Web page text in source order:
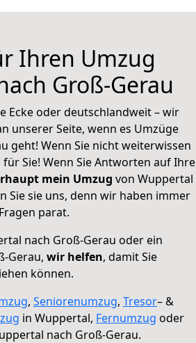
Ihren Umzug
Groß-Gerau
Ecke oder deutschlandweit – wir
unserer Seite, wenn es Umzüge
geht! Wenn Sie nicht weiterwissen
Sie! Wenn Sie Antworten auf Ihre
mein Umzug von Wuppertal
Sie sie uns, denn wir haben immer
parat.
nach Groß-Gerau oder ein
Gerau, wir helfen, damit Sie
können.
, Seniorenumzug, Tresor– &
in Wuppertal, Fernumzug oder
nach Groß-Gerau.